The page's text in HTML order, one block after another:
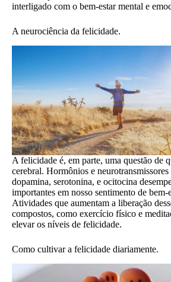
interligado com o bem-estar mental e
A neurociência da felicidade.
A felicidade é, em parte, uma questão de
cerebral. Hormônios e neurotransmissores
dopamina, serotonina, e ocitocina
importantes em nosso sentimento de bem-
Atividades que aumentam a liberação
compostos, como exercício físico e
elevar os níveis de felicidade.
Como cultivar a felicidade diariamente.